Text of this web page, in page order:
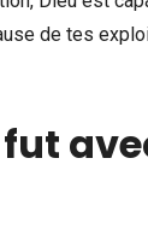
de tes
fut